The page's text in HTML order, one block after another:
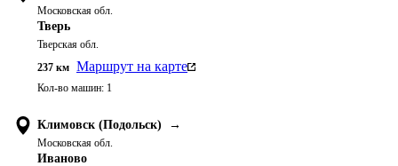
Московская обл.
Тверь
Тверская обл.
237 км Маршрут на карте
Кол-во машин: 1
Климовск (Подольск) →
Московская обл.
Иваново